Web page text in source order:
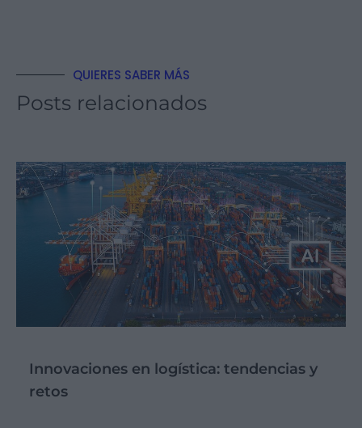
QUIERES SABER MÁS
Posts relacionados
Innovaciones en logística: tendencias y
retos